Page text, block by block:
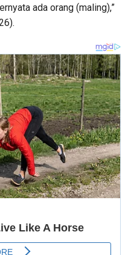
ada orang (maling),”